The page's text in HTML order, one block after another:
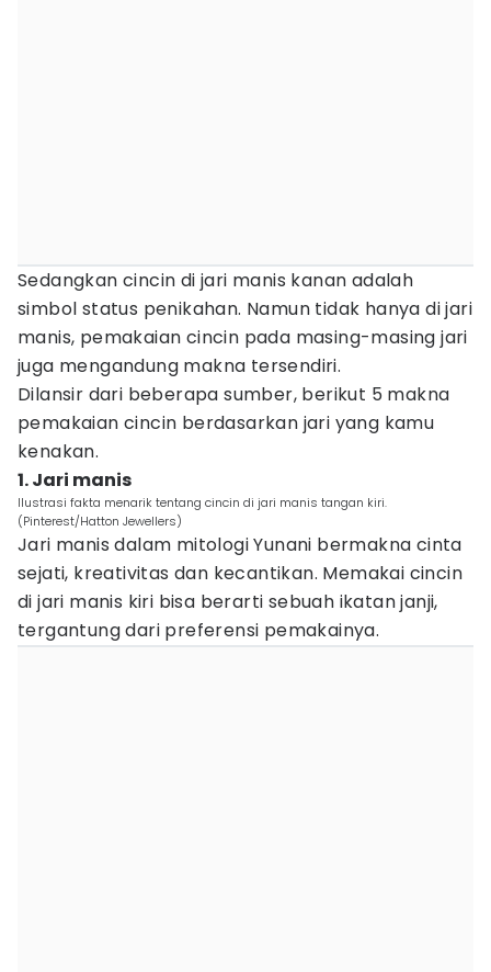
Sedangkan cincin di jari manis kanan adalah
simbol status penikahan. Namun tidak hanya di jari
manis, pemakaian cincin pada masing-masing jari
juga mengandung makna tersendiri.
Dilansir dari beberapa sumber, berikut 5 makna
pemakaian cincin berdasarkan jari yang kamu
kenakan.
1. Jari manis
Ilustrasi fakta menarik tentang cincin di jari manis tangan kiri.
(Pinterest/Hatton Jewellers)
Jari manis dalam mitologi Yunani bermakna cinta
sejati, kreativitas dan kecantikan. Memakai cincin
di jari manis kiri bisa berarti sebuah ikatan janji,
tergantung dari preferensi pemakainya.